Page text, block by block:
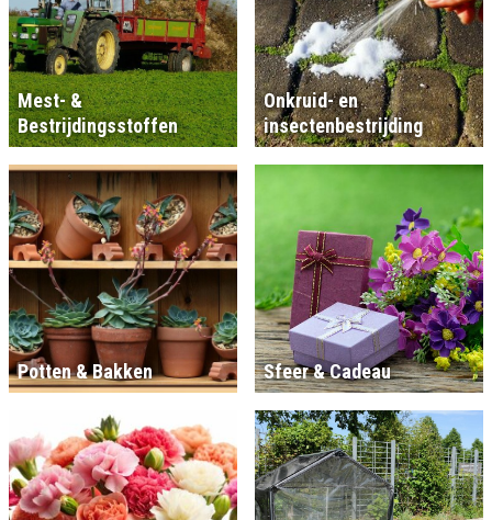
Mest- &
Bestrijdingsstoffen
Onkruid- en
insectenbestrijding
Potten & Bakken Sfeer & Cadeau